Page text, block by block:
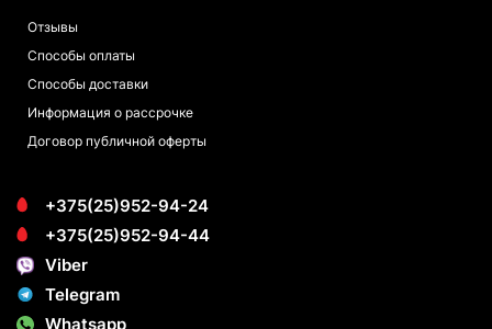
Отзывы
Способы оплаты
Способы доставки
Информация о рассрочке
Договор публичной оферты
+375(25)952-94-24
+375(25)952-94-44
Viber
Telegram
Whatsapp